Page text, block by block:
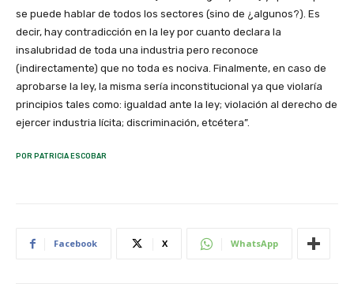
POR PATRICIA ESCOBAR
Facebook X WhatsApp